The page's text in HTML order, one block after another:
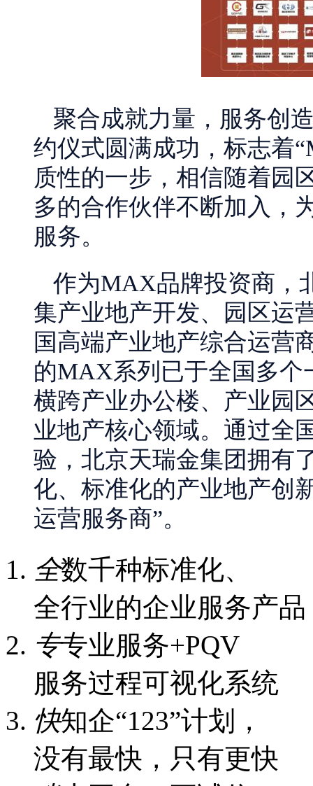
聚合成就力量，服务创
约仪式圆满成功，标志着
质性的一步，相信随着园
多的合作伙伴不断加入，
服务。
作为MAX品牌投资商，
集产业地产开发、园区运
国高端产业地产综合运营
的MAX系列已于全国多个
横跨产业办公楼、产业园
业地产核心领域。通过全
验，北京天瑞金集团拥有
化、标准化的产业地产创
运营服务商”。
全数千种标准化、
全行业的企业服务产品
专专业服务+PQV
服务过程可视化系统
快知企“123”计划，
没有最快，只有更快